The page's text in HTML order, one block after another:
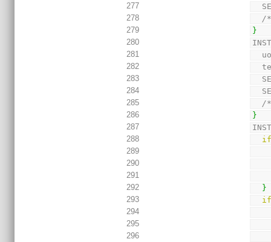
277
278
/
279
}
280
281
282
283
284
285
/
286
}
287
288
289
290
291
292
}
293
294
295
296